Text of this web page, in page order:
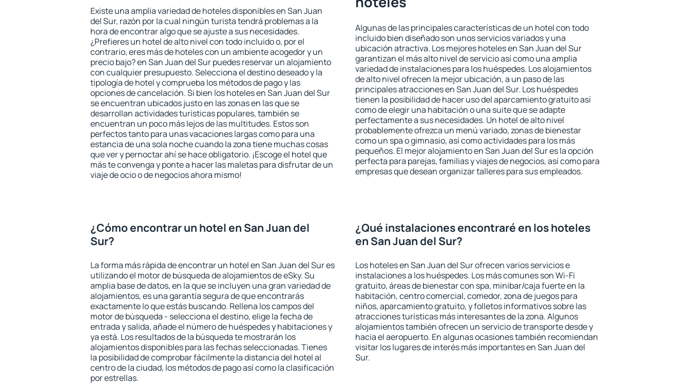
Existe una amplia variedad de hoteles disponibles en San Juan
del Sur, razón por la cual ningún turista tendrá problemas a la
hora de encontrar algo que se ajuste a sus necesidades.
¿Prefieres un hotel de alto nivel con todo incluido o, por el
contrario, eres más de hoteles con un ambiente acogedor y un
precio bajo? en San Juan del Sur puedes reservar un alojamiento
con cualquier presupuesto. Selecciona el destino deseado y la
tipología de hotel y comprueba los métodos de pago y las
opciones de cancelación. Si bien los hoteles en San Juan del Sur
se encuentran ubicados justo en las zonas en las que se
desarrollan actividades turísticas populares, también se
encuentran un poco más lejos de las multitudes. Estos son
perfectos tanto para unas vacaciones largas como para una
estancia de una sola noche cuando la zona tiene muchas cosas
que ver y pernoctar ahí se hace obligatorio. ¡Escoge el hotel que
más te convenga y ponte a hacer las maletas para disfrutar de un
viaje de ocio o de negocios ahora mismo!
Algunas de las principales características de un hotel con todo
incluido bien diseñado son unos servicios variados y una
ubicación atractiva. Los mejores hoteles en San Juan del Sur
garantizan el más alto nivel de servicio así como una amplia
variedad de instalaciones para los huéspedes. Los alojamientos
de alto nivel ofrecen la mejor ubicación, a un paso de las
principales atracciones en San Juan del Sur. Los huéspedes
tienen la posibilidad de hacer uso del aparcamiento gratuito así
como de elegir una habitación o una suite que se adapte
perfectamente a sus necesidades. Un hotel de alto nivel
probablemente ofrezca un menú variado, zonas de bienestar
como un spa o gimnasio, así como actividades para los más
pequeños. El mejor alojamiento en San Juan del Sur es la opción
perfecta para parejas, familias y viajes de negocios, así como para
empresas que desean organizar talleres para sus empleados.
¿Cómo encontrar un hotel en San Juan del
Sur?
La forma más rápida de encontrar un hotel en San Juan del Sur es
utilizando el motor de búsqueda de alojamientos de eSky. Su
amplia base de datos, en la que se incluyen una gran variedad de
alojamientos, es una garantía segura de que encontrarás
exactamente lo que estás buscando. Rellena los campos del
motor de búsqueda - selecciona el destino, elige la fecha de
entrada y salida, añade el número de huéspedes y habitaciones y
ya está. Los resultados de la búsqueda te mostrarán los
alojamientos disponibles para las fechas seleccionadas. Tienes
la posibilidad de comprobar fácilmente la distancia del hotel al
centro de la ciudad, los métodos de pago así como la clasificación
por estrellas.
¿Qué instalaciones encontraré en los hoteles
en San Juan del Sur?
Los hoteles en San Juan del Sur ofrecen varios servicios e
instalaciones a los huéspedes. Los más comunes son Wi-Fi
gratuito, áreas de bienestar con spa, minibar/caja fuerte en la
habitación, centro comercial, comedor, zona de juegos para
niños, aparcamiento gratuito, y folletos informativos sobre las
atracciones turísticas más interesantes de la zona. Algunos
alojamientos también ofrecen un servicio de transporte desde y
hacia el aeropuerto. En algunas ocasiones también recomiendan
visitar los lugares de interés más importantes en San Juan del
Sur.